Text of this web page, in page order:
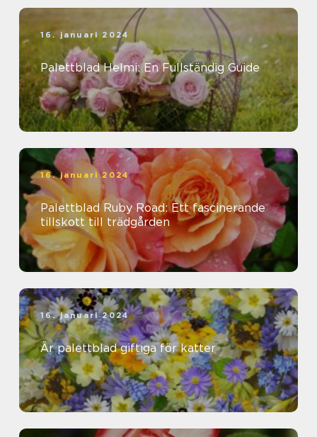
16. januari 2024
Palettblad Helmi: En Fullständig Guide
16. januari 2024
Palettblad Ruby Road: Ett fascinerande
tillskott till trädgården
16. januari 2024
Är palettblad giftiga för katter